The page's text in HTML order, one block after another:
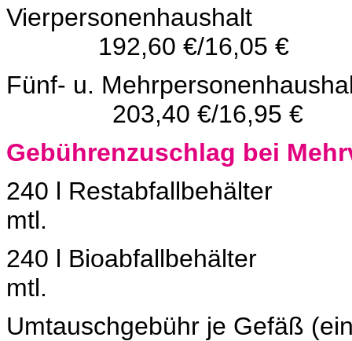
192,60 €/16,05 €
Fünf- u.
203,40 €/16,95 €
Gebührenzuschlag bei
240 l
mtl.
240 l
mtl.
Umtauschgebühr je